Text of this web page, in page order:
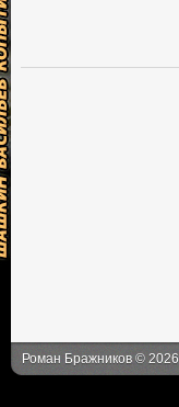
Роман Бражников © 2026